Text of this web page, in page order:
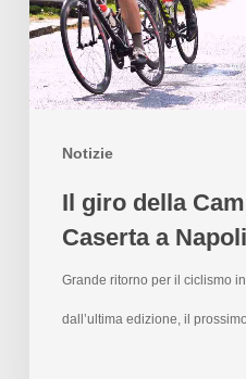
Notizie
Il giro della
Caserta a Napoli
Grande ritorno per il ciclismo
dall’ultima edizione, il